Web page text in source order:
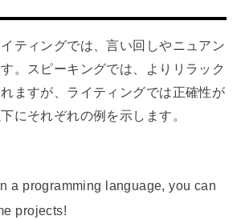
ティングでは、言い回しやニュアン
。スピーキングでは、よりリラック
ますが、ライティングでは正確性が
にそれぞれの例を示します。
a programming language, you can
projects!